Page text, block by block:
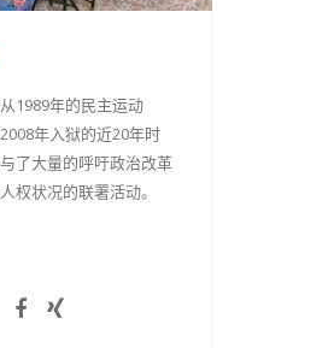
1989年的民主运动
年入狱的近20年时
了大量的呼吁政治改革
权状况的联署活动。